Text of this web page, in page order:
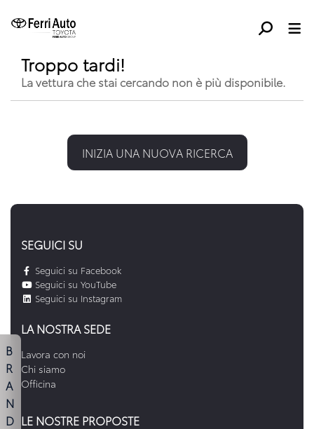
Troppo tardi!
La vettura che stai cercando non è più disponibile.
INIZIA UNA NUOVA RICERCA
SEGUICI SU
Seguici su Facebook
Seguici su YouTube
Seguici su Instagram
LA NOSTRA SEDE
Lavora con noi
Chi siamo
Officina
LE NOSTRE PROPOSTE
B
R
A
N
D